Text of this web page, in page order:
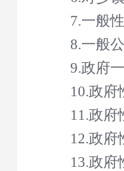
7.一般
8.一般
9.政府
10.政府
11.政府
12.政府
13.政府